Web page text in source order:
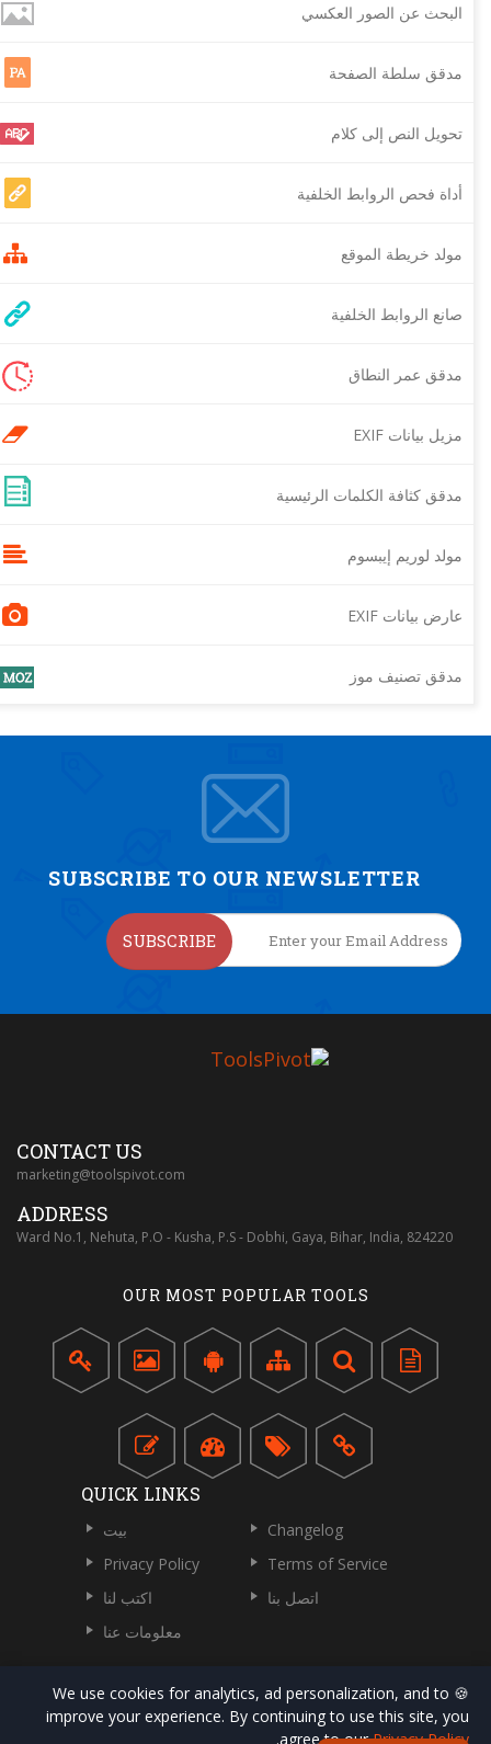
البحث عن الصور العكسي
مدقق سلطة الصفحة
تحويل النص إلى كلام
أداة فحص الروابط الخلفية
مولد خريطة الموقع
صانع الروابط الخلفية
مدقق عمر النطاق
مزيل بيانات EXIF
مدقق كثافة الكلمات الرئيسية
مولد لوريم إيبسوم
عارض بيانات EXIF
مدقق تصنيف موز
SUBSCRIBE TO OUR NEWSLETTER
SUBSCRIBE
CONTACT US
marketing@toolspivot.com
ADDRESS
Ward No.1, Nehuta, P.O - Kusha, P.S - Dobhi, Gaya, Bihar, India, 824220
OUR MOST POPULAR TOOLS
QUICK LINKS
بيت
Changelog
Privacy Policy
Terms of Service
اكتب لنا
اتصل بنا
معلومات عنا
🍪 We use cookies for analytics, ad personalization, and to
improve your experience. By continuing to use this site, you
agree to ourPrivacy Policy
.